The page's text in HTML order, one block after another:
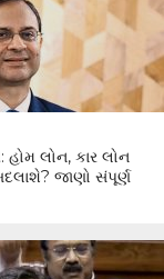
હોમ લોન, કાર લોન
જાણો સંપૂર્ણ